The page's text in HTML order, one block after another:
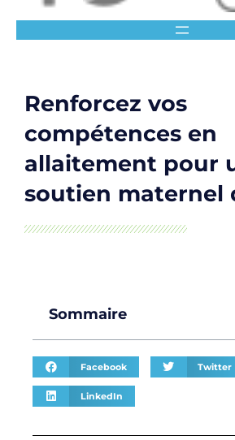
Renforcez vos
compétences en
allaitement pour
soutien maternel
Sommaire
Facebook Twitter
LinkedIn